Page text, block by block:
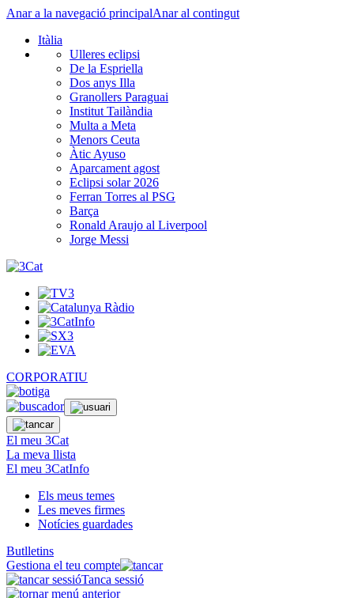
Anar a la navegació principalAnar al contingut
Itàlia
Ulleres eclipsi
De la Espriella
Dos anys Illa
Granollers Paraguai
Institut Tailàndia
Multa a Meta
Menors Ceuta
Àtic Ayuso
Aparcament agost
Eclipsi solar 2026
Ferran Torres al PSG
Barça
Ronald Araujo al Liverpool
Jorge Messi
CORPORATIU
El meu 3Cat
La meva llista
El meu 3CatInfo
Els meus temes
Les meves firmes
Notícies guardades
Butlletins
Gestiona el teu compte
Tanca sessió